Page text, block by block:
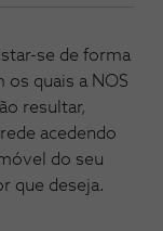
se de forma
quais a NOS
resultar,
acedendo
do seu
que deseja.